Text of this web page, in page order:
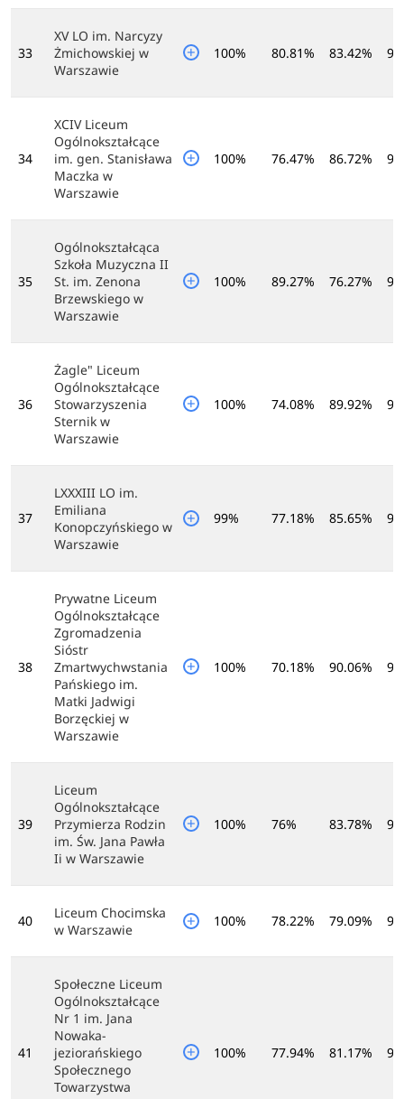
33
XV LO im. Narcyzy
Żmichowskiej w
Warszawie
100% 80.81% 83.42%
34
XCIV Liceum
Ogólnokształcące
im. gen. Stanisława
Maczka w
Warszawie
100% 76.47% 86.72%
35
Ogólnokształcąca
Szkoła Muzyczna II
St. im. Zenona
Brzewskiego w
Warszawie
100% 89.27% 76.27%
36
Żagle" Liceum
Ogólnokształcące
Stowarzyszenia
Sternik w
Warszawie
100% 74.08% 89.92%
37
LXXXIII LO im.
Emiliana
Konopczyńskiego w
Warszawie
99% 77.18% 85.65%
38
Prywatne Liceum
Ogólnokształcące
Zgromadzenia
Sióstr
Zmartwychwstania
Pańskiego im.
Matki Jadwigi
Borzęckiej w
Warszawie
100% 70.18% 90.06%
39
Liceum
Ogólnokształcące
Przymierza Rodzin
im. Św. Jana Pawła
Ii w Warszawie
100% 76% 83.78%
40
Liceum Chocimska
w Warszawie
100% 78.22% 79.09%
41
Społeczne Liceum
Ogólnokształcące
Nr 1 im. Jana
Nowaka-
jeziorańskiego
Społecznego
Towarzystwa
100% 77.94% 81.17%